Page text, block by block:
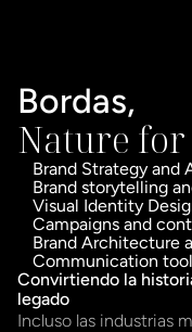
Bordas,
Nature
Brand Strategy and
Brand storytelling
Visual Identity
Campaigns and
Brand Architecture
Communication
Convirtiendo la
legado
Incluso las industrias